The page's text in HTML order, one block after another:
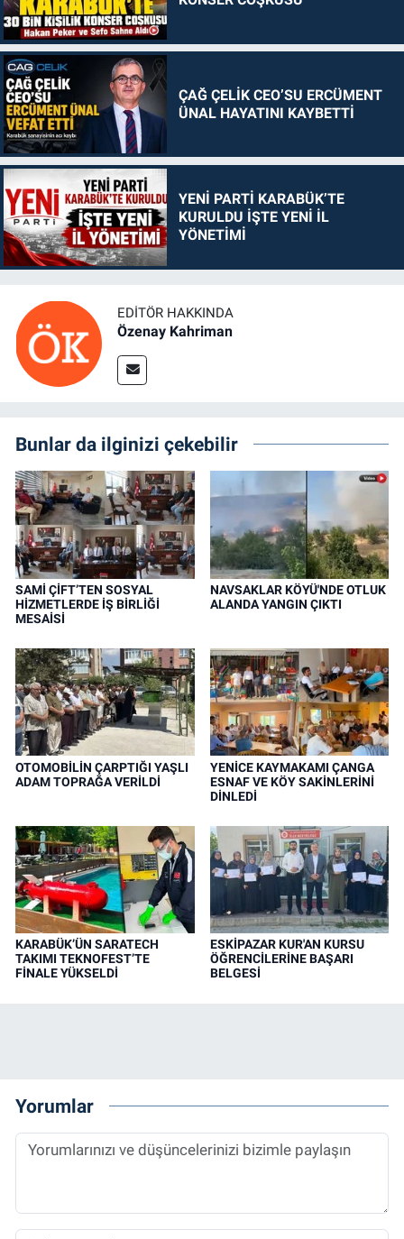
ÇAĞ ÇELİK CEO’SU ERCÜMENT
ÜNAL HAYATINI KAYBETTİ
YENİ PARTİ KARABÜK’TE
KURULDU İŞTE YENİ İL
YÖNETİMİ
EDITÖR HAKKINDA
Özenay Kahriman
Bunlar da ilginizi çekebilir
SAMİ ÇİFT’TEN SOSYAL
HİZMETLERDE İŞ BİRLİĞİ
MESAİSİ
NAVSAKLAR KÖYÜ'NDE OTLUK
ALANDA YANGIN ÇIKTI
OTOMOBİLİN ÇARPTIĞI YAŞLI
ADAM TOPRAĞA VERİLDİ
YENİCE KAYMAKAMI ÇANGA
ESNAF VE KÖY SAKİNLERİNİ
DİNLEDİ
KARABÜK’ÜN SARATECH
TAKIMI TEKNOFEST’TE
FİNALE YÜKSELDİ
ESKİPAZAR KUR'AN KURSU
ÖĞRENCİLERİNE BAŞARI
BELGESİ
Yorumlar